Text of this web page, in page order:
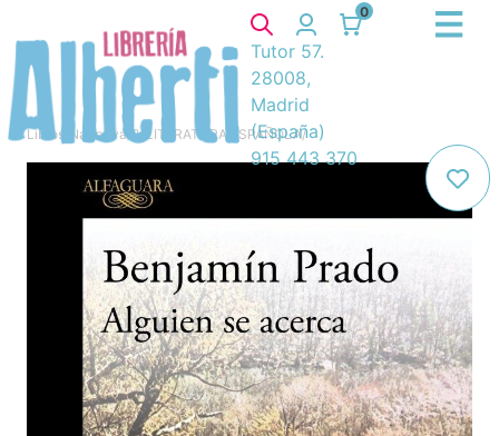
0
Tutor 57.
28008,
Madrid
(España)
915 443 370
Libros Narrativa/ 8. LITERATURA ESPAÑOLA/